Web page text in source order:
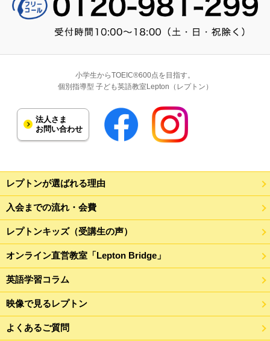
小学生からTOEIC®600点を目指す。
個別指導型 子ども英語教室Lepton（レプトン）
法人さま
お問い合わせ
レプトンが選ばれる理由
入会までの流れ・会費
レプトンキッズ（受講生の声）
オンライン直営教室「Lepton Bridge」
英語学習コラム
映像で見るレプトン
よくあるご質問